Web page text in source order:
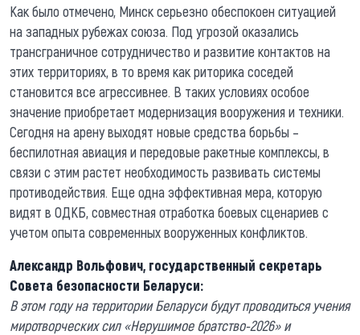
Как было отмечено, Минск серьезно обеспокоен ситуацией
на западных рубежах союза. Под угрозой оказались
трансграничное сотрудничество и развитие контактов на
этих территориях, в то время как риторика соседей
становится все агрессивнее. В таких условиях особое
значение приобретает модернизация вооружения и техники.
Сегодня на арену выходят новые средства борьбы –
беспилотная авиация и передовые ракетные комплексы, в
связи с этим растет необходимость развивать системы
противодействия. Еще одна эффективная мера, которую
видят в ОДКБ, совместная отработка боевых сценариев с
учетом опыта современных вооруженных конфликтов.
Александр Вольфович, государственный секретарь
Совета безопасности Беларуси:
В этом году на территории Беларуси будут проводиться учения
миротворческих сил «Нерушимое братство-2026» и